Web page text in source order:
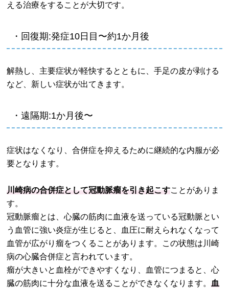
える治療をすることが大切です。
・回復期:発症10日目〜約1か月後
解熱し、主要症状が軽快するとともに、手足の皮が剥ける
など、新しい症状が出てきます。
・遠隔期:1か月後〜
症状はなくなり、合併症を抑えるために継続的な内服が必
要となります。
川崎病の合併症として冠動脈瘤を引き起こすことがありま
す。
冠動脈瘤とは、心臓の筋肉に血液を送っている冠動脈とい
う血管に強い炎症が生じると、血圧に耐えられなくなって
血管が広がり瘤をつくることがあります。この状態は川崎
病の心臓合併症と言われています。
瘤が大きいと血栓ができやすくなり、血管につまると、心
臓の筋肉に十分な血液を送ることができなくなります。 血